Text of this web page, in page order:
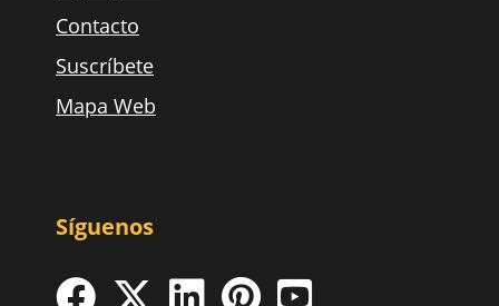
Contacto
Suscríbete
Mapa Web
Síguenos